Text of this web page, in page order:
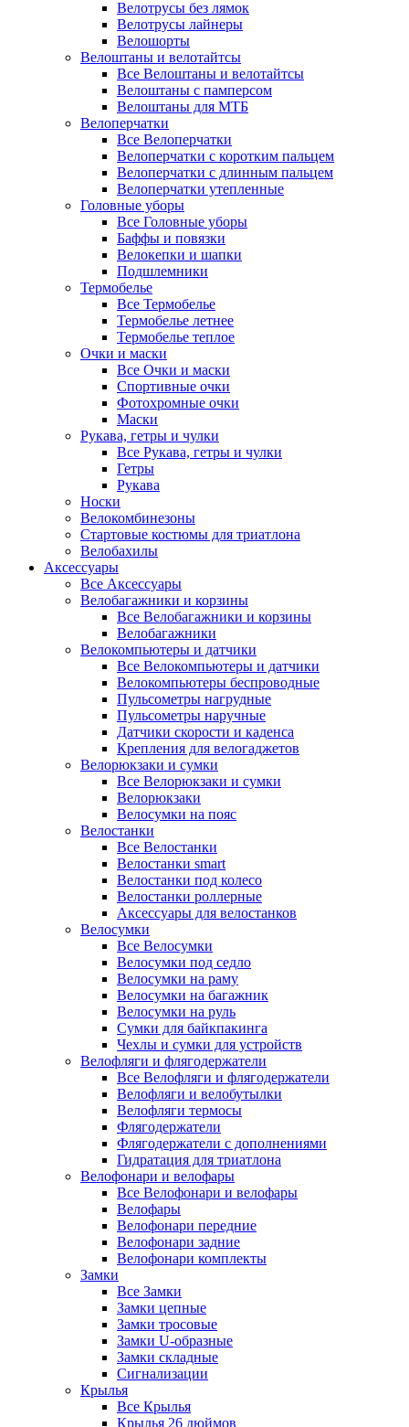
Велотрусы без лямок
Велотрусы лайнеры
Велошорты
Велоштаны и велотайтсы
Все Велоштаны и велотайтсы
Велоштаны с памперсом
Велоштаны для МТБ
Велоперчатки
Все Велоперчатки
Велоперчатки с коротким пальцем
Велоперчатки с длинным пальцем
Велоперчатки утепленные
Головные уборы
Все Головные уборы
Баффы и повязки
Велокепки и шапки
Подшлемники
Термобелье
Все Термобелье
Термобелье летнее
Термобелье теплое
Очки и маски
Все Очки и маски
Спортивные очки
Фотохромные очки
Маски
Рукава, гетры и чулки
Все Рукава, гетры и чулки
Гетры
Рукава
Носки
Велокомбинезоны
Стартовые костюмы для триатлона
Велобахилы
Аксессуары
Все Аксессуары
Велобагажники и корзины
Все Велобагажники и корзины
Велобагажники
Велокомпьютеры и датчики
Все Велокомпьютеры и датчики
Велокомпьютеры беспроводные
Пульсометры нагрудные
Пульсометры наручные
Датчики скорости и каденса
Крепления для велогаджетов
Велорюкзаки и сумки
Все Велорюкзаки и сумки
Велорюкзаки
Велосумки на пояс
Велостанки
Все Велостанки
Велостанки smart
Велостанки под колесо
Велостанки роллерные
Аксессуары для велостанков
Велосумки
Все Велосумки
Велосумки под седло
Велосумки на раму
Велосумки на багажник
Велосумки на руль
Сумки для байкпакинга
Чехлы и сумки для устройств
Велофляги и флягодержатели
Все Велофляги и флягодержатели
Велофляги и велобутылки
Велофляги термосы
Флягодержатели
Флягодержатели с дополнениями
Гидратация для триатлона
Велофонари и велофары
Все Велофонари и велофары
Велофары
Велофонари передние
Велофонари задние
Велофонари комплекты
Замки
Все Замки
Замки цепные
Замки тросовые
Замки U-образные
Замки складные
Сигнализации
Крылья
Все Крылья
Крылья 26 дюймов